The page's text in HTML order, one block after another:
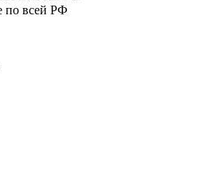
по всей РФ